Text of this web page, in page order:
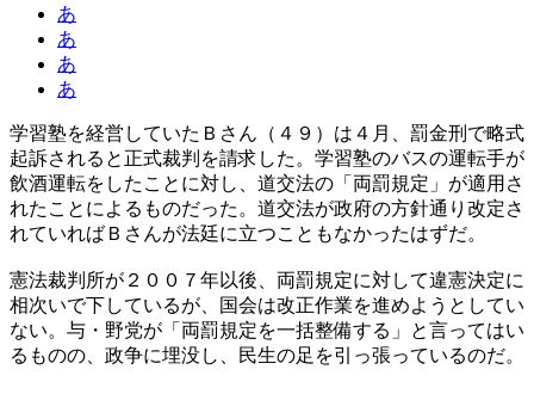
あ
あ
あ
あ
学習塾を経営していたＢさん（４９）は４月、罰金刑で略式
起訴されると正式裁判を請求した。学習塾のバスの運転手が
飲酒運転をしたことに対し、道交法の「両罰規定」が適用さ
れたことによるものだった。道交法が政府の方針通り改定さ
れていればＢさんが法廷に立つこともなかったはずだ。
憲法裁判所が２００７年以後、両罰規定に対して違憲決定に
相次いで下しているが、国会は改正作業を進めようとしてい
ない。与・野党が「両罰規定を一括整備する」と言ってはい
るものの、政争に埋没し、民生の足を引っ張っているのだ。